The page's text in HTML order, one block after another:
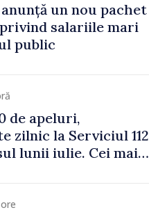
200 de
ai APL, instruiți în
Locale de
de apeluri,
zilnic la Serviciul 112
lunii iulie. Cei mai